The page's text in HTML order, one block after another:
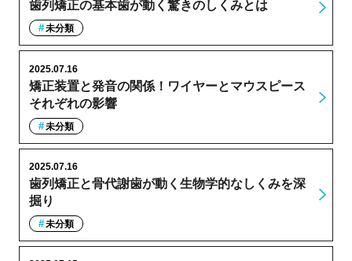
歯列矯正の基本歯が動く驚きのしくみとは
未分類
矯正装置と発音の関係！ワイヤーとマウスピース
それぞれの影響
2025.07.16
未分類
歯列矯正と骨代謝歯が動く生物学的なしくみを深
掘り
2025.07.16
未分類